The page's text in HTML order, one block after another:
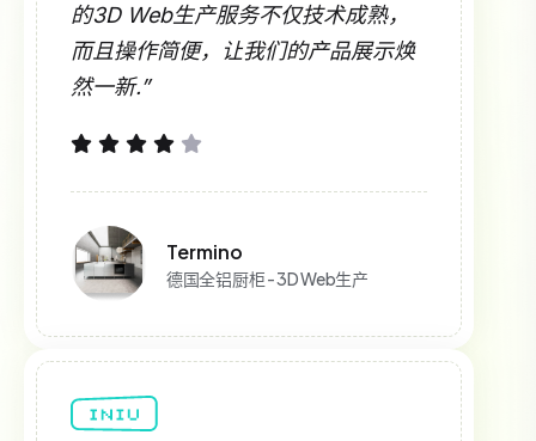
的3D Web生产服务不仅技术成熟，
而且操作简便，让我们的产品展示焕
然一新.”
Termino
德国全铝厨柜 - 3D Web生产